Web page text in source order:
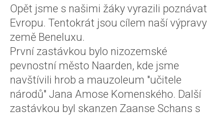
Opět jsme s našimi žáky vyrazili poznávat
Evropu. Tentokrát jsou cílem naší výpravy
země Beneluxu.
První zastávkou bylo nizozemské
pevnostní město Naarden, kde jsme
navštívili hrob a mauzoleum "učitele
národů" Jana Amose Komenského. Další
zastávkou byl skanzen Zaanse Schans s